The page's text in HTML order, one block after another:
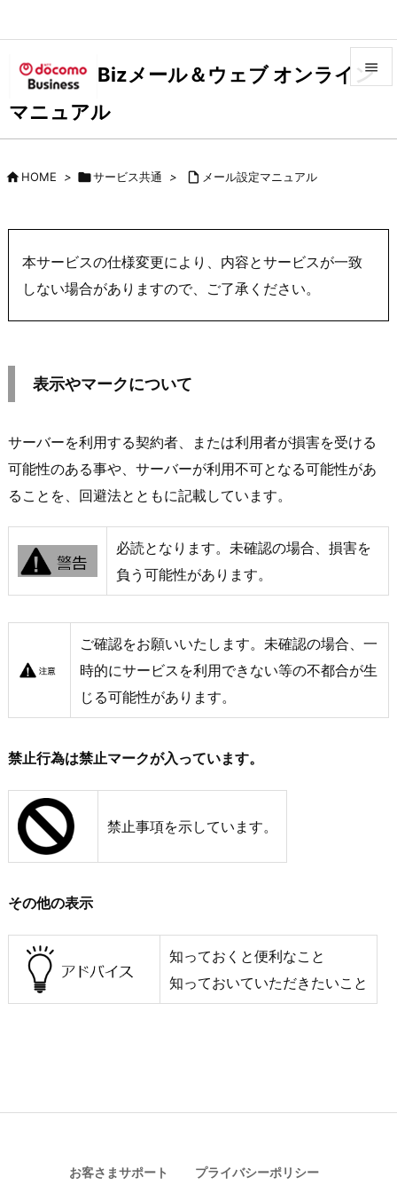
Bizメール＆ウェブ オンライン
マニュアル

次へ
HOME > サービス共通 >  メール設定マニュアル
本サービスの仕様変更により、内容とサービスが一致
しない場合がありますので、ご了承ください。
表示やマークについて
サーバーを利用する契約者、または利用者が損害を受ける
可能性のある事や、サーバーが利用不可となる可能性があ
ることを、回避法とともに記載しています。
必読となります。未確認の場合、損害を
負う可能性があります。
ご確認をお願いいたします。未確認の場合、一
時的にサービスを利用できない等の不都合が生
じる可能性があります。
禁止行為は禁止マークが入っています。
禁止事項を示しています。
その他の表示
知っておくと便利なこと
知っておいていただきたいこと
お客さまサポート プライバシーポリシー